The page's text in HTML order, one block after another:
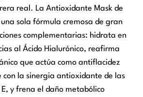
real. La Antioxidante Mask de
sola fórmula cremosa de gran
complementarias: hidrata en
al Ácido Hialurónico, reafirma
que actúa como antiflacidez
con la sinergia antioxidante de las
y frena el daño metabólico